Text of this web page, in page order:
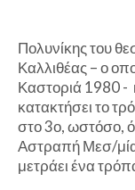
Πολυνίκης του
Καλλιθέας – ο
Καστοριά 1980 -
κατακτήσει το
στο 3ο, ωστόσο,
Αστραπή Μεσ/
μετράει ένα